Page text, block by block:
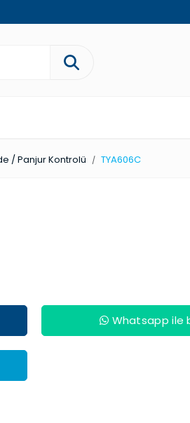
/ Panjur Kontrolü TYA606C
Whatsapp ile